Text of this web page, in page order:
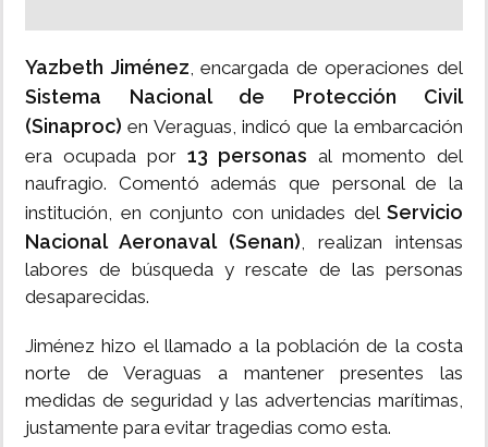
Yazbeth Jiménez, encargada de operaciones del
Sistema Nacional de Protección Civil
(Sinaproc) en Veraguas, indicó que la embarcación
era ocupada por 13 personas al momento del
naufragio. Comentó además que personal de la
institución, en conjunto con unidades del Servicio
Nacional Aeronaval (Senan), realizan intensas
labores de búsqueda y rescate de las personas
desaparecidas.
Jiménez hizo el llamado a la población de la costa
norte de Veraguas a mantener presentes las
medidas de seguridad y las advertencias marítimas,
justamente para evitar tragedias como esta.